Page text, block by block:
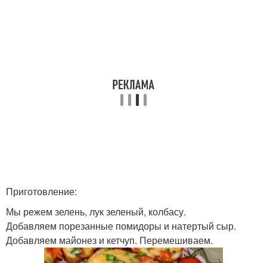
Приготовление:
Мы режем зелень, лук зеленый, колбасу.
Добавляем порезанные помидоры и натертый сыр.
Добавляем майонез и кетчуп. Перемешиваем.